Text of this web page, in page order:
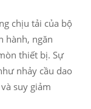
chịu tải của bộ
hành, ngăn
thiết bị. Sự
nhảy cầu dao
suy giảm